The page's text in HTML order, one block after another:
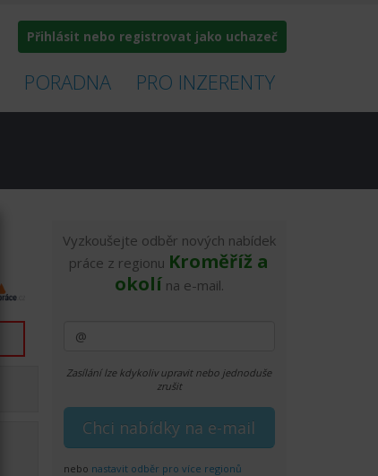
Přihlásit nebo registrovat jako uchazeč
PORADNA PRO INZERENTY
Vyzkoušejte odběr nových nabídek
práce z regionu Kroměříž a
okolí na e-mail.
Zasílání lze kdykoliv upravit nebo jednoduše
zrušit
nebo nastavit odběr pro více regionů